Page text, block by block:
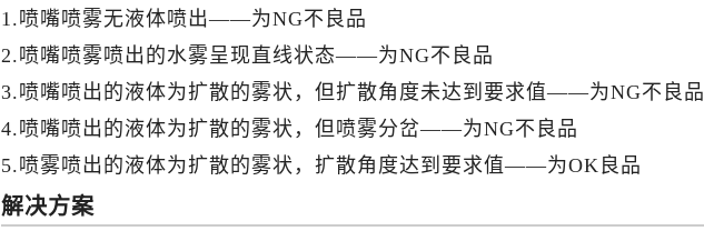
1.喷嘴喷雾无液体喷出——为NG不良品
2.喷嘴喷雾喷出的水雾呈现直线状态——为NG不良品
3.喷嘴喷出的液体为扩散的雾状，但扩散角度未达到要求值——为NG不良品
4.喷嘴喷出的液体为扩散的雾状，但喷雾分岔——为NG不良品
5.喷雾喷出的液体为扩散的雾状，扩散角度达到要求值——为OK良品
解决方案